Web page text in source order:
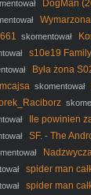
DogMan
skomentował
s10e19
Była żona
skomentował
Ile powinien
SF. - The
(1971) lektor
spider man
spider man